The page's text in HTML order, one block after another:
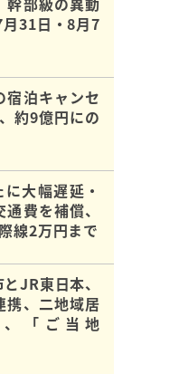
31日・8月7
宿泊キャンセ
約9億円にの
大幅遅延・
費を補償、
線2万円まで
JR東日本、
携、二地域居
「ご当地